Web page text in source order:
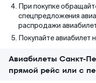
При покупке
спецпредложения
распродажи
Покупайте авиабилет
Авиабилеты Санкт-
прямой рейс или с